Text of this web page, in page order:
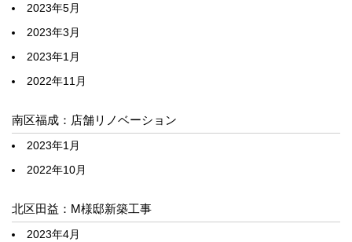
2023年5月
2023年3月
2023年1月
2022年11月
南区福成：店舗リノベーション
2023年1月
2022年10月
北区田益：M様邸新築工事
2023年4月